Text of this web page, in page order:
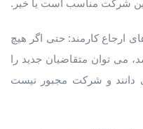
این شرکت مناسب است یا خیر.
ارجاع کارمند: حتی اگر هیچ
می توان متقاضیان جدید را
دانند و شرکت مجبور نیست